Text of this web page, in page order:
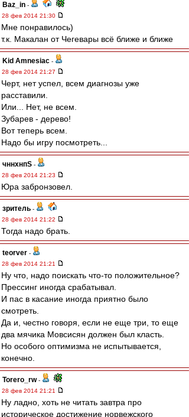
Baz_in -
28 фев 2014 21:30
Мне понравилось)
т.к. Макалан от Чегевары всё ближе и ближе
Kid Amnesiac -
28 фев 2014 21:27
Черт, нет успел, всем диагнозы уже
расставили.
Или... Нет, не всем.
Зубарев - дерево!
Вот теперь всем.
Надо бы игру посмотреть...
чннхнпS -
28 фев 2014 21:23
Юра забронзовел.
зpитель -
28 фев 2014 21:22
Тогда надо брать.
teorver -
28 фев 2014 21:21
Ну что, надо поискать что-то положительное?
Прессинг иногда срабатывал.
И пас в касание иногда приятно было
смотреть.
Да и, честно говоря, если не еще три, то еще
два мячика Мовсисян должен был класть.
Но особого оптимизма не испытывается,
конечно.
Torero_rw-
28 фев 2014 21:21
Ну ладно, хоть не читать завтра про
историческое достижение норвежского